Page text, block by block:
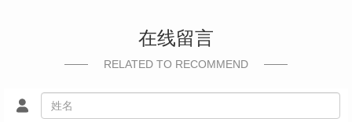
在线留言
RELATED TO RECOMMEND